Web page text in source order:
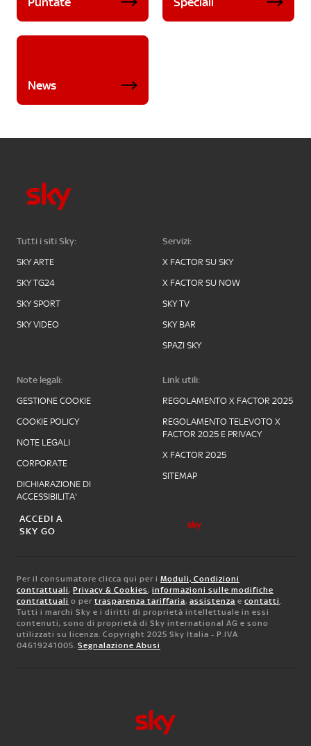
News
Tutti i siti Sky:
SKY ARTE
SKY TG24
SKY SPORT
SKY VIDEO
Servizi:
X FACTOR SU SKY
X FACTOR SU NOW
SKY TV
SKY BAR
SPAZI SKY
Note legali:
GESTIONE COOKIE
COOKIE POLICY
NOTE LEGALI
CORPORATE
DICHIARAZIONE DI
ACCESSIBILITA'
Link utili:
REGOLAMENTO X FACTOR 2025
REGOLAMENTO TELEVOTO X
FACTOR 2025 E PRIVACY
X FACTOR 2025
SITEMAP
ACCEDI A
SKY GO
Per il consumatore clicca qui per i Moduli, Condizioni
contrattuali, Privacy & Cookies, informazioni sulle modifiche
contrattuali o per trasparenza tariffaria, assistenza e contatti.
Tutti i marchi Sky e i diritti di proprietà intellettuale in essi
contenuti, sono di proprietà di Sky international AG e sono
utilizzati su licenza. Copyright 2025 Sky Italia - P.IVA
04619241005. Segnalazione Abusi